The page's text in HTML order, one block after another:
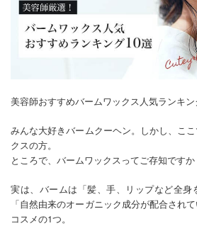
美容師おすすめバームワックス人気ランキン
みんな大好きバームクーヘン。しかし、こ
クスの方。
ところで、バームワックスってご存知ですか
実は、バームは「髪、手、リップなど全身
「自然由来のオーガニック成分が配合され
コスメの1つ。